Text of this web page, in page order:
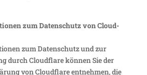
zum Daten­schutz von Cloud­
zum Daten­schutz und zur
durch Cloud­flare können Sie der
von Cloud­flare entnehmen, die